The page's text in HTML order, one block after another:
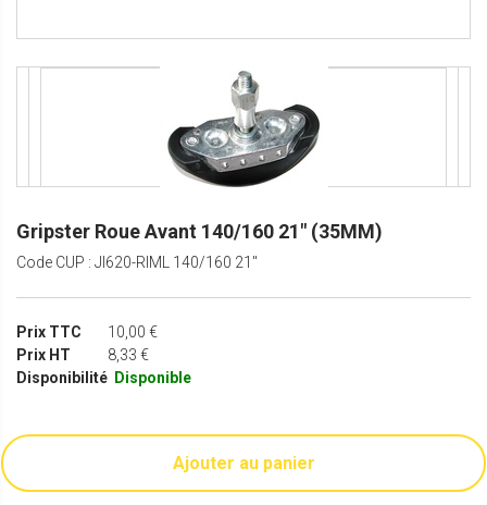
Gripster Roue Avant 140/160 21" (35MM)
Code CUP : JI620-RIML 140/160 21"
Prix TTC
10,00 €
Prix HT
8,33 €
Disponibilité Disponible
Ajouter au panier